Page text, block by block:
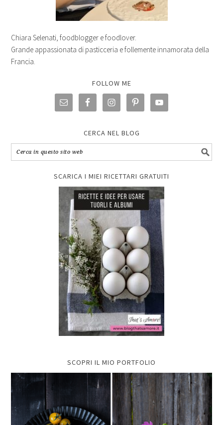
Chiara Selenati, foodblogger e foodlover.
Grande appassionata di pasticceria e follemente innamorata della
Francia.
FOLLOW ME
CERCA NEL BLOG
SCARICA I MIEI RICETTARI GRATUITI
SCOPRI IL MIO PORTFOLIO